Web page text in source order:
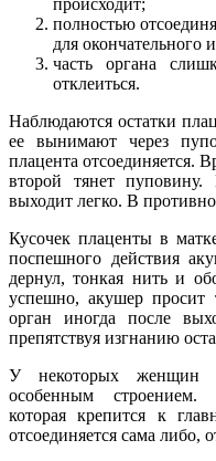
полностью
для окончательного
часть органа
отклеиться.
Наблюдаются остатки
ее вынимают через
плацента отсоединяется.
второй тянет пуповину.
выходит легко. В
Кусочек плаценты в
поспешного действия
дернул, тонкая нить и
успешно, акушер просит
орган иногда после
препятствуя изгнанию
У некоторых женщин
особенным строением.
которая крепится к
отсоединяется сама либо,